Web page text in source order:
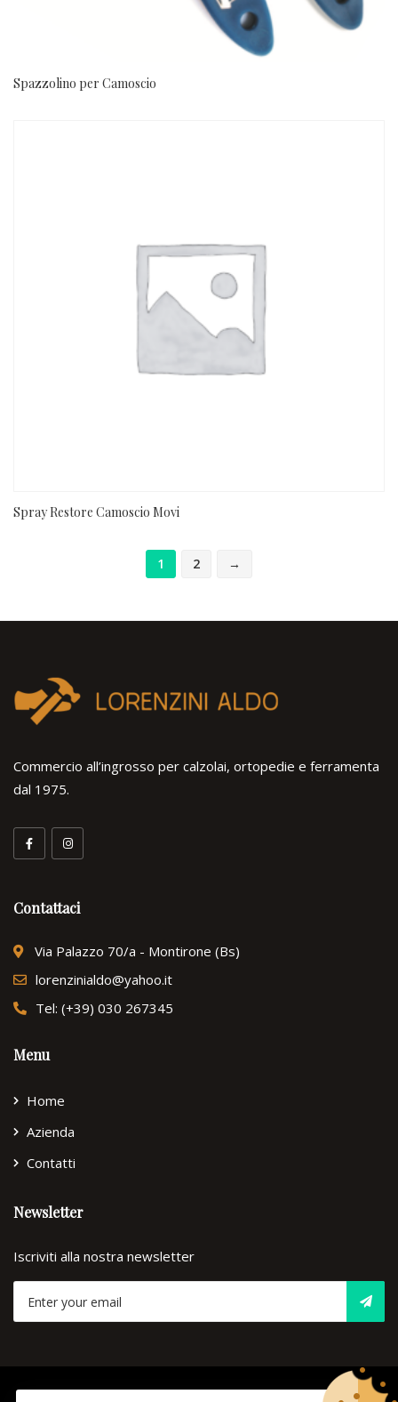
Spazzolino per Camoscio
Spray Restore Camoscio Movi
1 2 →
Commercio all’ingrosso per calzolai, ortopedie e ferramenta
dal 1975.
Contattaci
Via Palazzo 70/a - Montirone (Bs)
lorenzinialdo@yahoo.it
Tel: (+39) 030 267345
Menu
Home
Azienda
Contatti
Newsletter
Iscriviti alla nostra newsletter